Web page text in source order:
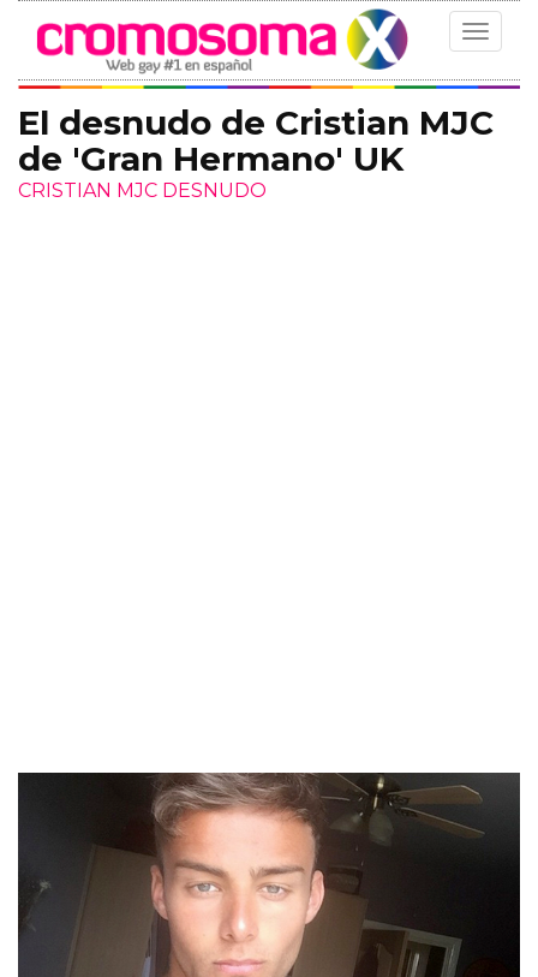
Toggle
El desnudo de Cristian MJC
de 'Gran Hermano' UK
CRISTIAN MJC DESNUDO